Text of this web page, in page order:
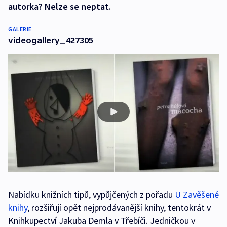
autorka? Nelze se neptat.
GALERIE
videogallery_427305
Nabídku knižních tipů, vypůjčených z pořadu U Zavěšené
knihy, rozšiřují opět nejprodávanější knihy, tentokrát v
Knihkupectví Jakuba Demla v Třebíči. Jedničkou v